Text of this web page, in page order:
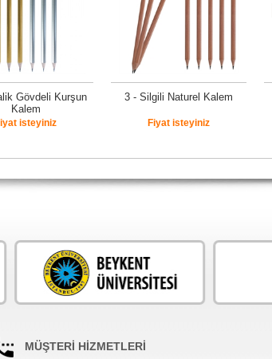
Gövdeli Kurşun
Kalem
isteyiniz
3 - Silgili Naturel Kalem
Fiyat isteyiniz
MÜŞTERİ HİZMETLERİ